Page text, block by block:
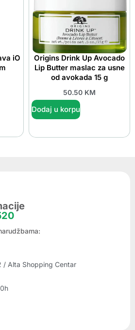
iO
Origins Drink Up Avocado
Lip Butter maslac za usne
od avokada 15 g
50.50 KM
Dodaj u korpu
/ Alta Shopping Centar